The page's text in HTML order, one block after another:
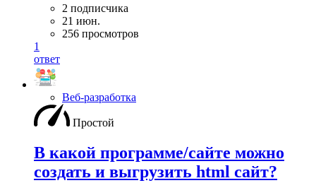
2 подписчика
21 июн.
256 просмотров
1
ответ
Веб-разработка
Простой
В какой программе/сайте можно
создать и выгрузить html сайт?